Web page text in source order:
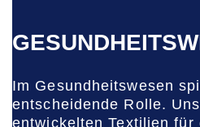
Im Gesundheitswesen
entscheidende Rolle.
entwickelten Textilien für